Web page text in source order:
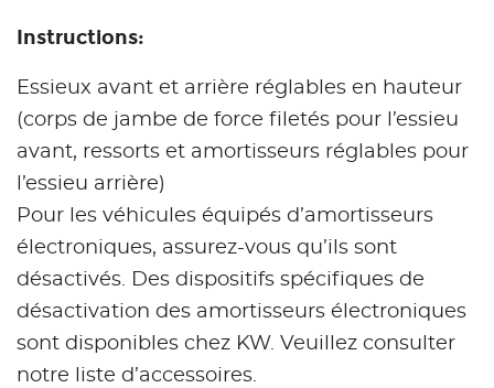
Instructions:
Essieux avant et arrière réglables en hauteur
(corps de jambe de force filetés pour l’essieu
avant, ressorts et amortisseurs réglables pour
l’essieu arrière)
Pour les véhicules équipés d’amortisseurs
électroniques, assurez-vous qu’ils sont
désactivés. Des dispositifs spécifiques de
désactivation des amortisseurs électroniques
sont disponibles chez KW. Veuillez consulter
notre liste d’accessoires.